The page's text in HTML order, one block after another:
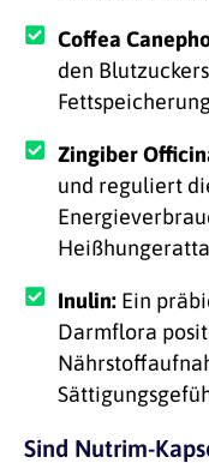
Coffea
den
Zingiber
und reguliert
Inulin: Ein
Darmflora
Sind Nutrim-